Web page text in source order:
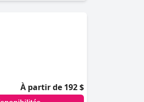
À partir de 192 $